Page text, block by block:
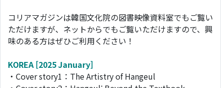
コリアマガジンは韓国文化院の図書映像資料室でもご覧い
ただけますが、ネットからでもご覧いただけますので、興
味のある方はぜひご利用ください！
KOREA [2025 January]
・Cover story1：The Artistry of Hangeul